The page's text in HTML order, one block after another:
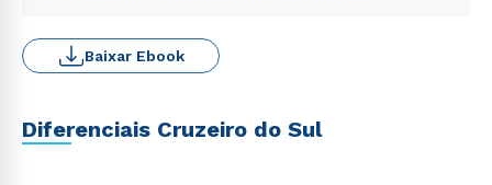
Baixar Ebook
Diferenciais Cruzeiro do Sul